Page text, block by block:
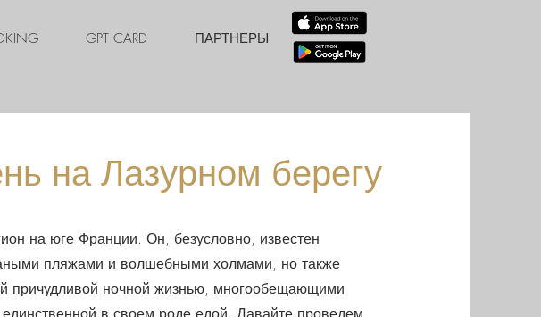
GPT CARD ПАРТНЕРЫ
на Лазурном берегу
на юге Франции. Он, безусловно, известен
пляжами и волшебными холмами, но также
причудливой ночной жизнью, многообещающими